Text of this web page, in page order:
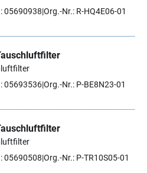
05690938 Org.-Nr.: R-HQ4E06-01
05693536Org.-Nr.: P-BE8N23-01
05690508 Org.-Nr.: P-TR10S05-01